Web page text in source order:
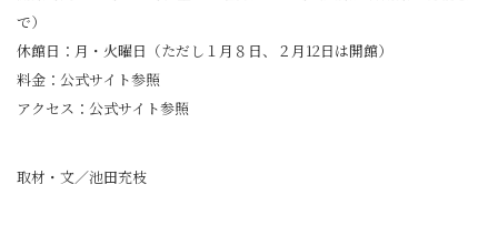
で）
休館日：月・火曜日（ただし１月８日、２月12日は開館）
料金：公式サイト参照
アクセス：公式サイト参照
取材・文／池田充枝